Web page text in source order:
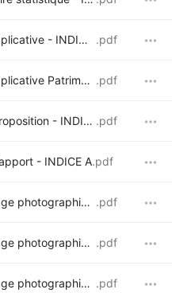
ENERGIE16_Note explicative - INDICE B .pdf
ENERGIE16_Note explicative Patrimoine - INDICE A .pdf
ENERGIE16_PEB - Proposition - INDICE A .pdf
- INDICE A.pdf
ENERGIE16_Reportage photographique .pdf
ENERGIE16_Reportage photographique auvent .pdf
ENERGIE16_Reportage photographique intérieur .pdf